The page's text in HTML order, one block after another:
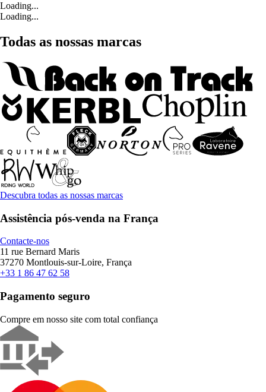
Loading...
Loading...
Todas as nossas marcas
Descubra todas as nossas marcas
Assistência pós-venda na França
Contacte-nos
11 rue Bernard Maris
37270 Montlouis-sur-Loire, França
+33 1 86 47 62 58
Pagamento seguro
Compre em nosso site com total confiança